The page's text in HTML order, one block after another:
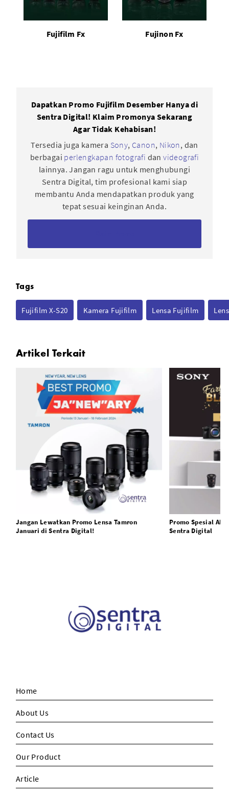
Fujifilm Fx Fujinon Fx
Dapatkan Promo Fujifilm Desember Hanya di
Sentra Digital! Klaim Promonya Sekarang
Agar Tidak Kehabisan!
Tersedia juga kamera Sony, Canon, Nikon, dan
berbagai perlengkapan fotografi danvideografi
lainnya. Jangan ragu untuk menghubungi
Sentra Digital, tim profesional kami siap
membantu Anda mendapatkan produk yang
tepat sesuai keinginan Anda.
Tags
Fujifilm X-S20 Kamera Fujifilm Lensa Fujifilm
Artikel Terkait
Jangan Lewatkan Promo Lensa Tamron
Januari di Sentra Digital!
Promo Spesial
Sentra Digital
Home
About Us
Contact Us
Our Product
Article